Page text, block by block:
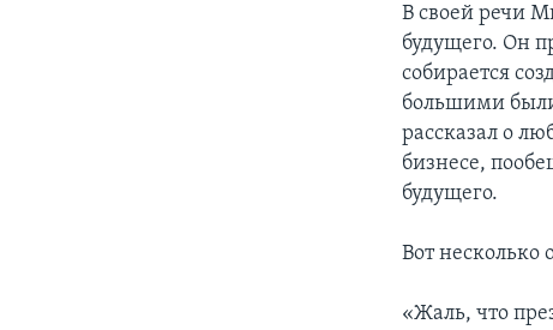
В своей речи
будущего. Он
собирается
большими
рассказал о
бизнесе,
будущего.
Вот несколько
«Жаль, что